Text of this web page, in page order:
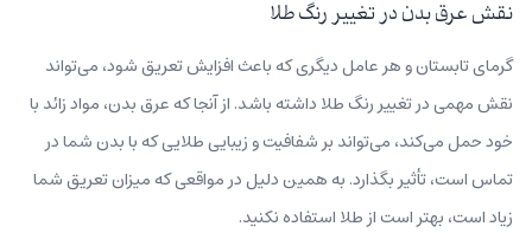
نقش عرق بدن در تغییر رنگ طلا
گرمای تابستان و هر عامل دیگری که باعث افزایش تعریق شود، می‌تواند
نقش مهمی در تغییر رنگ طلا داشته باشد. از آنجا که عرق بدن، مواد زائد با
خود حمل می‌کند، می‌تواند بر شفافیت و زیبایی طلایی که با بدن شما در
تماس است، تأثیر بگذارد. به همین دلیل در مواقعی که میزان تعریق شما
زیاد است، بهتر است از طلا استفاده نکنید.